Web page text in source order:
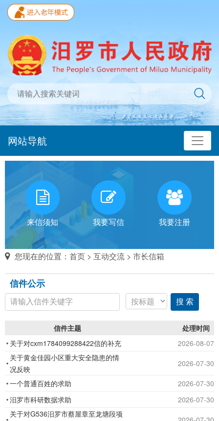
网站导航
有
话
长
说
箱
说
明：
1、
进
一
来信须知 我要写信 我要注册
您现在的位置： 首页 > 互动交流 > 市长信箱
信件公示
信件主题
处理时间
关于对cxm1784099288422信的补充
2026-08-07
关于黄金佳园小区重大安全隐患的情
况反映
2026-07-30
一个普通百姓的求助
2026-07-30
汨罗市科研数据求助
2026-07-30
关于对G536汨罗市蔡屋章至龙塘段项